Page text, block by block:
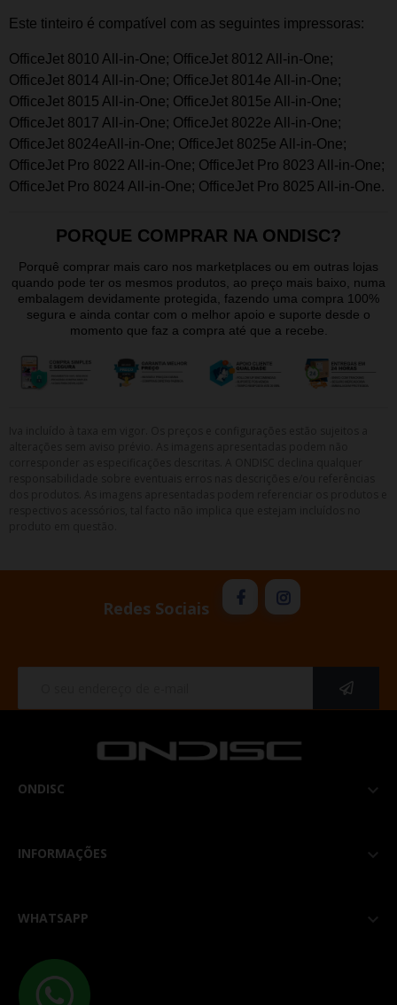
Este tinteiro é compatível com as seguintes impressoras:
OfficeJet 8010 All-in-One; OfficeJet 8012 All-in-One;
OfficeJet 8014 All-in-One; OfficeJet 8014e All-in-One;
OfficeJet 8015 All-in-One; OfficeJet 8015e All-in-One;
OfficeJet 8017 All-in-One; OfficeJet 8022e All-in-One;
OfficeJet 8024eAll-in-One; OfficeJet 8025e All-in-One;
OfficeJet Pro 8022 All-in-One; OfficeJet Pro 8023 All-in-One;
OfficeJet Pro 8024 All-in-One; OfficeJet Pro 8025 All-in-One.
PORQUE COMPRAR NA ONDISC?
Porquê comprar mais caro nos marketplaces ou em outras lojas
quando pode ter os mesmos produtos, ao preço mais baixo, numa
embalagem devidamente protegida, fazendo uma compra 100%
segura e ainda contar com o melhor apoio e suporte desde o
momento que faz a compra até que a recebe.
Redes Sociais
ONDISC 
INFORMAÇÕES 
WHATSAPP 